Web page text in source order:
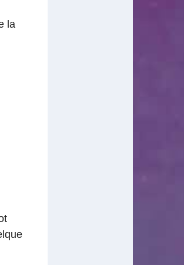
la